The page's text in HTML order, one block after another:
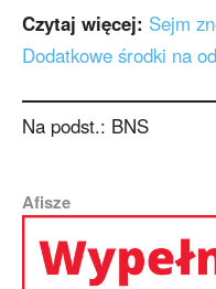
Czytaj więcej: Sejm
Dodatkowe środki na
Na podst.: BNS
Afisze